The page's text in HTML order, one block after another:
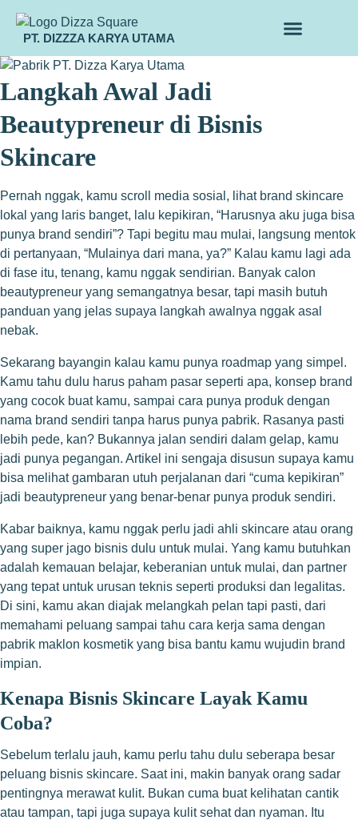
PT. DIZZZA KARYA UTAMA
Langkah Awal Jadi
Beautypreneur di Bisnis
Skincare
Pernah nggak, kamu scroll media sosial, lihat brand skincare
lokal yang laris banget, lalu kepikiran, “Harusnya aku juga bisa
punya brand sendiri”? Tapi begitu mau mulai, langsung mentok
di pertanyaan, “Mulainya dari mana, ya?” Kalau kamu lagi ada
di fase itu, tenang, kamu nggak sendirian. Banyak calon
beautypreneur yang semangatnya besar, tapi masih butuh
panduan yang jelas supaya langkah awalnya nggak asal
nebak.
Sekarang bayangin kalau kamu punya roadmap yang simpel.
Kamu tahu dulu harus paham pasar seperti apa, konsep brand
yang cocok buat kamu, sampai cara punya produk dengan
nama brand sendiri tanpa harus punya pabrik. Rasanya pasti
lebih pede, kan? Bukannya jalan sendiri dalam gelap, kamu
jadi punya pegangan. Artikel ini sengaja disusun supaya kamu
bisa melihat gambaran utuh perjalanan dari “cuma kepikiran”
jadi beautypreneur yang benar-benar punya produk sendiri.
Kabar baiknya, kamu nggak perlu jadi ahli skincare atau orang
yang super jago bisnis dulu untuk mulai. Yang kamu butuhkan
adalah kemauan belajar, keberanian untuk mulai, dan partner
yang tepat untuk urusan teknis seperti produksi dan legalitas.
Di sini, kamu akan diajak melangkah pelan tapi pasti, dari
memahami peluang sampai tahu cara kerja sama dengan
pabrik maklon kosmetik yang bisa bantu kamu wujudin brand
impian.
Kenapa Bisnis Skincare Layak Kamu
Coba?
Sebelum terlalu jauh, kamu perlu tahu dulu seberapa besar
peluang bisnis skincare. Saat ini, makin banyak orang sadar
pentingnya merawat kulit. Bukan cuma buat kelihatan cantik
atau tampan, tapi juga supaya kulit sehat dan nyaman. Itu